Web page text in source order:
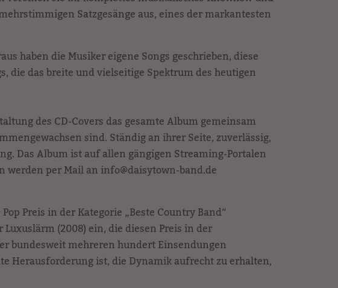
Satzgesänge aus, eines der markantesten
haben die Musiker eigene Songs geschrieben, diese
die das breite und vielseitige Spektrum des heutigen
des CD-Covers das gesamte Album gemeinsam
sind. Ständig an ihrer Seite, zuverlässig,
Das Album ist auf allen gängigen Streaming-Portalen
werden per Mail an info@daisytown-band.de
Preis in der Kategorie „Beste Country Band“
Luxuslärm (2008) ein, die diesen Preis in der
bundesweit mehreren hundert Einsendungen
Herausforderung ist, die Dynamik aufrecht zu erhalten,